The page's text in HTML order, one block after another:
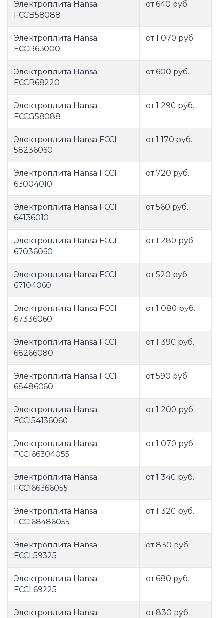
Электроплита Hansa
FCCB58088
от 640 руб.
Электроплита Hansa
FCCB63000
от 1 070 руб.
Электроплита Hansa
FCCB68220
от 600 руб.
Электроплита Hansa
FCCG58088
от 1 290 руб.
Электроплита Hansa FCCI
58236060
от 1 170 руб.
Электроплита Hansa FCCI
63004010
от 720 руб.
Электроплита Hansa FCCI
64136010
от 560 руб.
Электроплита Hansa FCCI
67036060
от 1 280 руб.
Электроплита Hansa FCCI
67104060
от 520 руб.
Электроплита Hansa FCCI
67336060
от 1 080 руб.
Электроплита Hansa FCCI
68266080
от 1 390 руб.
Электроплита Hansa FCCI
68486060
от 590 руб.
Электроплита Hansa
FCCI54136060
от 1 200 руб.
Электроплита Hansa
FCCI66304055
от 1 070 руб.
Электроплита Hansa
FCCI66366055
от 1 340 руб.
Электроплита Hansa
FCCI68486055
от 1 320 руб.
Электроплита Hansa
FCCL59325
от 830 руб.
Электроплита Hansa
FCCL69225
от 680 руб.
Электроплита Hansa
от 830 руб.